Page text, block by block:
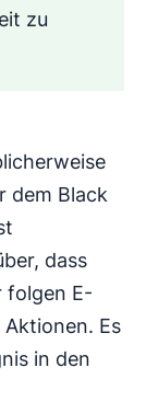
zu
dem Black
dass
folgen E-
Es
in den